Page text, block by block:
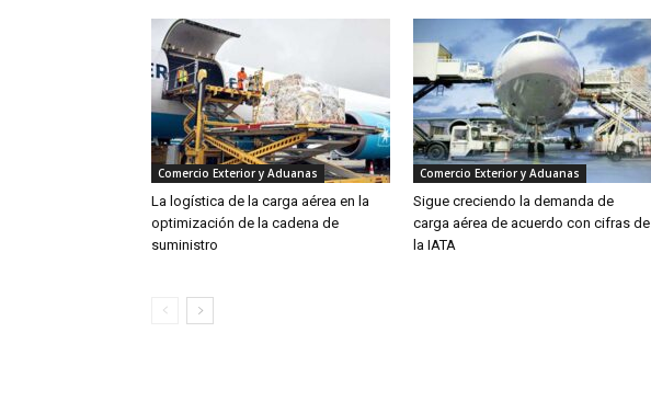
Comercio Exterior y Aduanas
La logística de la carga aérea en la
optimización de la cadena de
suministro
Comercio Exterior y Aduanas
Sigue creciendo la demanda de
carga aérea de acuerdo con cifras de
la IATA